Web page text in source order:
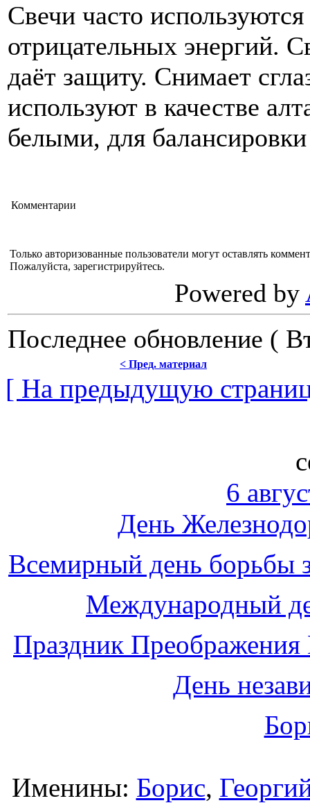
Свечи часто
отрицательных энергий.
даёт защиту. Снимает
используют в качестве
белыми, для
Комментарии
Только авторизованные пользователи могут оставлять
Пожалуйста, зарегистрируйтесь.
Powered by
Последнее обновление (
< Пред. материал
[ На предыдущую
6
День
Всемирный день борьбы
Международный
Праздник Преображения
День
Именины: Борис,